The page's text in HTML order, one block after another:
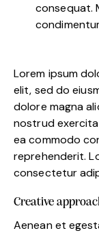
consequat.
Lorem ipsum
elit, sed do
dolore magna
nostrud
ea commodo
reprehenderit.
consectetur
Creative
Aenean et